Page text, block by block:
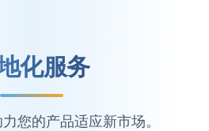
化服务
您的产品适应新市场。